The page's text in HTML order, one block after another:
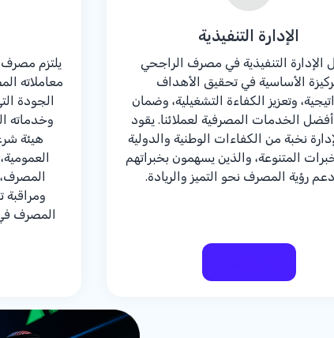
الإدارة التنفيذية
الإدارة التنفيذية في مصرف الراجحي
الأساسية في تحقيق الأهداف
وتعزيز الكفاءة التشغيلية، وضمان
الخدمات المصرفية لعملائنا. يقود
نخبة من الكفاءات الوطنية والدولية
المتنوعة، والذين يسهمون بخبراتهم
رؤية المصرف نحو التميز والريادة.
يلتزم
معاملاته
الجودة
وخدماته
هيئة
المصرف،
المصرف